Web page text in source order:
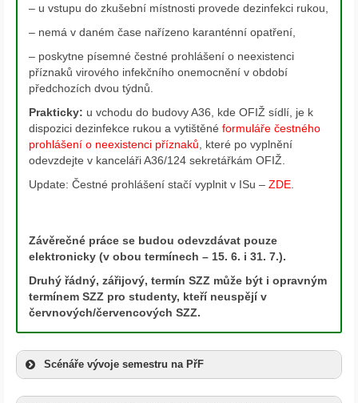
– u vstupu do zkušební místnosti provede dezinfekci rukou,
– nemá v daném čase nařízeno karanténní opatření,
– poskytne písemné čestné prohlášení o neexistenci
příznaků virového infekčního onemocnění v období
předchozích dvou týdnů.
Prakticky: u vchodu do budovy A36, kde OFIŽ sídlí, je k
dispozici dezinfekce rukou a vytištěné formuláře čestného
prohlášení o neexistenci příznaků , které po vyplnění
odevzdejte v kanceláři A36/124 sekretářkám OFIŽ.
Update: Čestné prohlášení stačí vyplnit v ISu – ZDE
Závěrečné práce se budou odevzdávat pouze
elektronicky (v obou termínech – 15. 6. i 31. 7.).
Druhý řádný, zářijový, termín SZZ může být i opravným
termínem SZZ pro studenty, kteří neuspějí v
červnových/červencových SZZ.
Scénáře vývoje semestru na PřF